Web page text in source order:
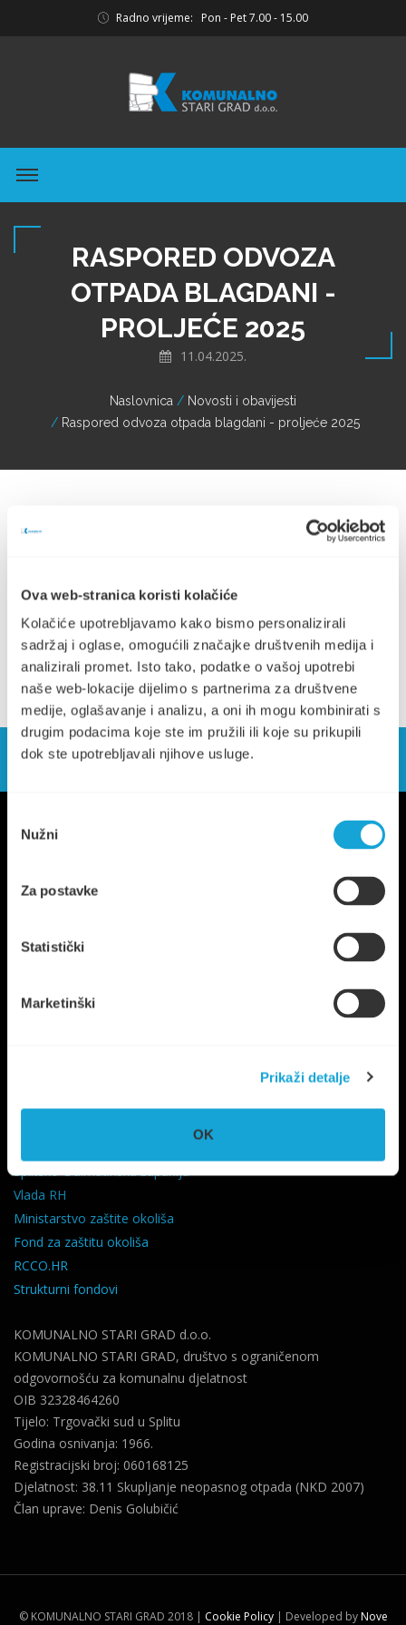
Ova web-stranica koristi kolačiće
Kolačiće upotrebljavamo kako bismo personalizirali
sadržaj i oglase, omogućili značajke društvenih medija i
analizirali promet. Isto tako, podatke o vašoj upotrebi
naše web-lokacije dijelimo s partnerima za društvene
medije, oglašavanje i analizu, a oni ih mogu kombinirati s
drugim podacima koje ste im pružili ili koje su prikupili
dok ste upotrebljavali njihove usluge.
pristanka
Nužni
Za postavke
Statistički
Marketinški
Prikaži detalje
OK
Radno vrijeme: Pon - Pet 7.00 - 15.00
RASPORED ODVOZA
OTPADA BLAGDANI -
PROLJEĆE 2025
11.04.2025.
Naslovnica
Novosti i obavijesti
Raspored odvoza otpada blagdani - proljeće 2025
UPRAVA
KORISNI LINKOVI
Splitsko-Dalmatinska županija
Vlada RH
Ministarstvo zaštite okoliša
Fond za zaštitu okoliša
RCCO.HR
Strukturni fondovi
KOMUNALNO STARI GRAD d.o.o.
KOMUNALNO STARI GRAD, društvo s ograničenom
odgovornošću za komunalnu djelatnost
OIB 32328464260
Tijelo: Trgovački sud u Splitu
Godina osnivanja: 1966.
Registracijski broj: 060168125
Djelatnost: 38.11 Skupljanje neopasnog otpada (NKD 2007)
Član uprave: Denis Golubičić
© KOMUNALNO STARI GRAD 2018| Cookie Policy| Developed by Nove